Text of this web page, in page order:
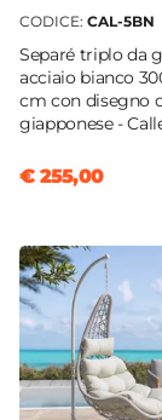
CODICE: CAL-5BN
Separé triplo da
acciaio bianco
cm con disegno
giapponese -
€ 255,00